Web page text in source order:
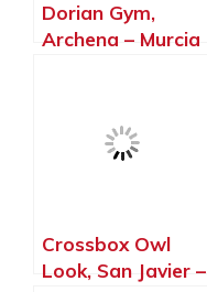
️Dorian Gym,
Archena – Murcia
Crossbox Owl
Look, San Javier –